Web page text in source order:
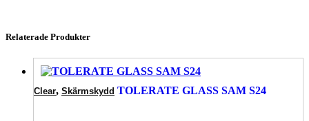
Relaterade Produkter
Clear, Skärmskydd TOLERATE GLASS SAM S24